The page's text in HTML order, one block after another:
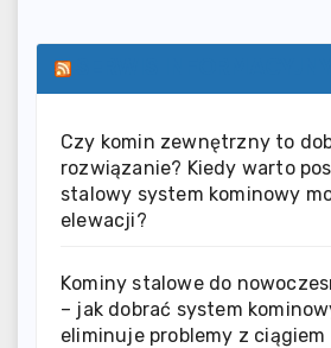
Czy komin zewnętrzny to
rozwiązanie? Kiedy warto
stalowy system kominowy
elewacji?
Kominy stalowe do
– jak dobrać system
eliminuje problemy z ciągiem